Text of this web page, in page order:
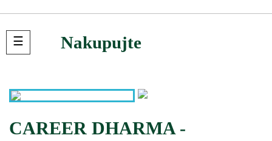
Toggle
navigation
☰ Nakupujte
CAREER DHARMA -